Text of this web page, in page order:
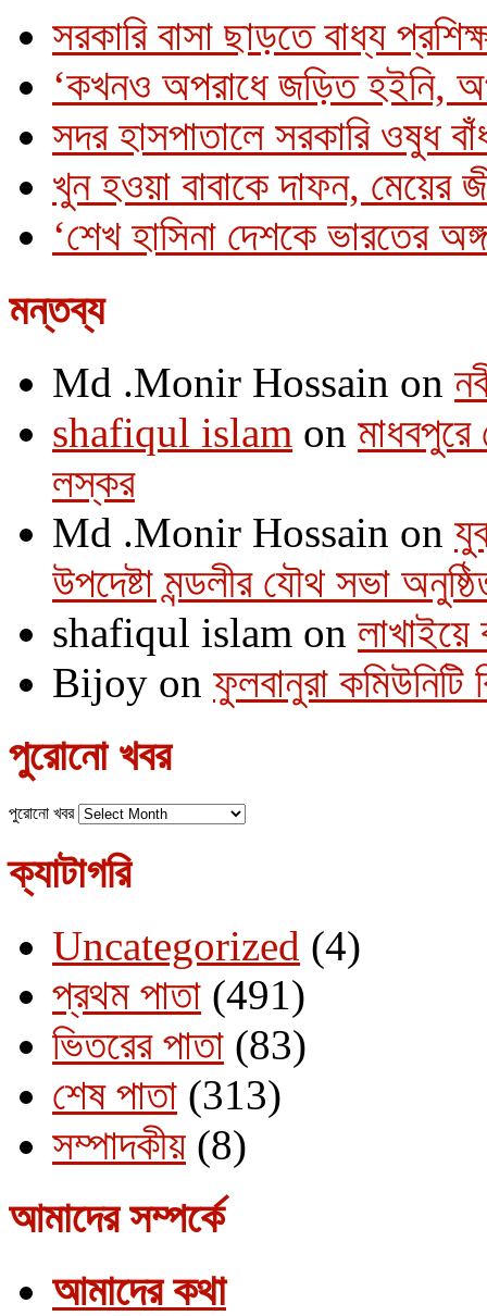
সরকারি বাসা ছাড়তে বাধ্য
‘কখনও অপরাধে জড়িত হইনি,
সদর হাসপাতালে সরকারি ওষুধ
খুন হওয়া বাবাকে দাফন, মেয়ের
‘শেখ হাসিনা দেশকে ভারতের
মন্তব্য
Md .Monir Hossain on
shafiqul islam on
লস্কর
Md .Monir Hossain on
উপদেষ্টা মন্ডলীর যৌথ সভা
shafiqul islam on
Bijoy on ফুলবানুরা
পুরোনো খবর
পুরোনো খবর
ক্যাটাগরি
Uncategorized (4)
প্রথম পাতা (491)
ভিতরের পাতা (83)
শেষ পাতা (313)
সম্পাদকীয় (8)
আমাদের সম্পর্কে
আমাদের কথা